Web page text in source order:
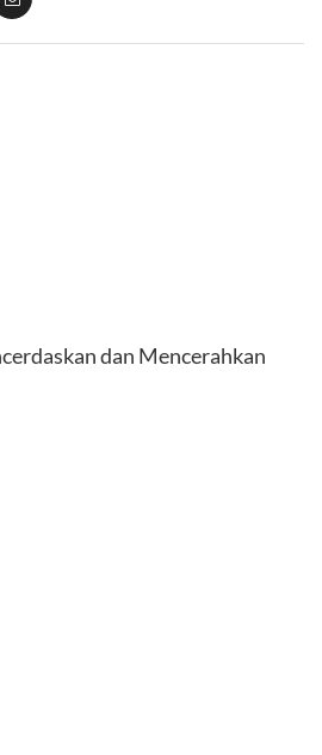
dan Mencerahkan